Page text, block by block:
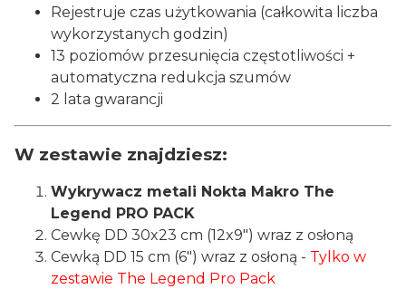
Rejestruje czas użytkowania (całkowita liczba
wykorzystanych godzin)
13 poziomów przesunięcia częstotliwości +
automatyczna redukcja szumów
2 lata gwarancji
W zestawie znajdziesz:
Wykrywacz metali Nokta Makro The
Legend PRO PACK
Cewkę DD 30x23 cm (12x9") wraz z osłoną
Cewką DD 15 cm (6") wraz z osłoną - Tylko w
zestawie The Legend Pro Pack